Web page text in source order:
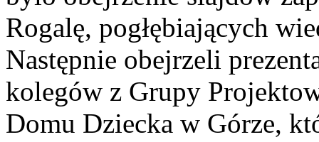
Rogalę, pogłębiających
Następnie obejrzeli
kolegów z Grupy
Domu Dziecka w Górze,